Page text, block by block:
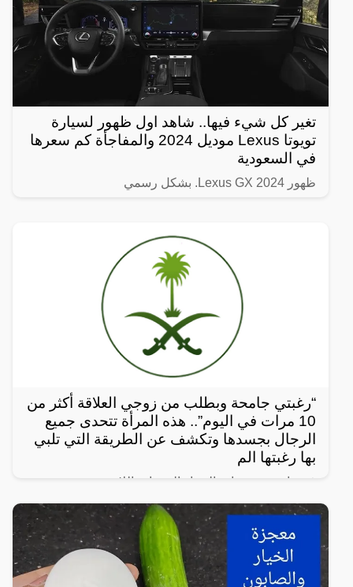
تغير كل شيء فيها.. شاهد اول ظهور لسيارة
تويوتا Lexus موديل 2024 والمفاجأة كم سعرها
في السعودية
ظهور Lexus GX 2024. بشكل رسمي
“رغبتي جامحة وبطلب من زوجي العلاقة أكثر من
10 مرات في اليوم”.. هذه المرأة تتحدى جميع
الرجال بجسدها وتكشف عن الطريقة التي تلبي
بها رغبتها الم
في واحدة من نوادر النساء العربيات اللاتي يعشن شهوة
مفرطة في الرغبة بالعلاقة الجنسية، سواءً ضمن علاقة
زوجية مشروعة أو علاقة محرمة مع الرجال، ففي هذا
المقال